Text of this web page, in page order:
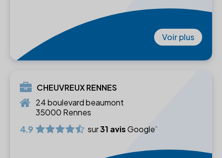
Voir plus
CHEUVREUX RENNES
24 boulevard beaumont
35000 Rennes
4.9 sur31 avisGoogle